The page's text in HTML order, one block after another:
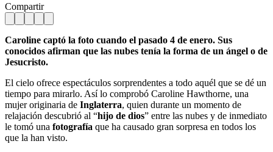
Compartir
Caroline captó la foto cuando el pasado 4 de enero. Sus
conocidos afirman que las nubes tenía la forma de un ángel o de
Jesucristo.
El cielo ofrece espectáculos sorprendentes a todo aquél que se dé un
tiempo para mirarlo. Así lo comprobó Caroline Hawthorne, una
mujer originaria de Inglaterra, quien durante un momento de
relajación descubrió al “hijo de dios” entre las nubes y de inmediato
le tomó una fotografía que ha causado gran sorpresa en todos los
que la han visto.